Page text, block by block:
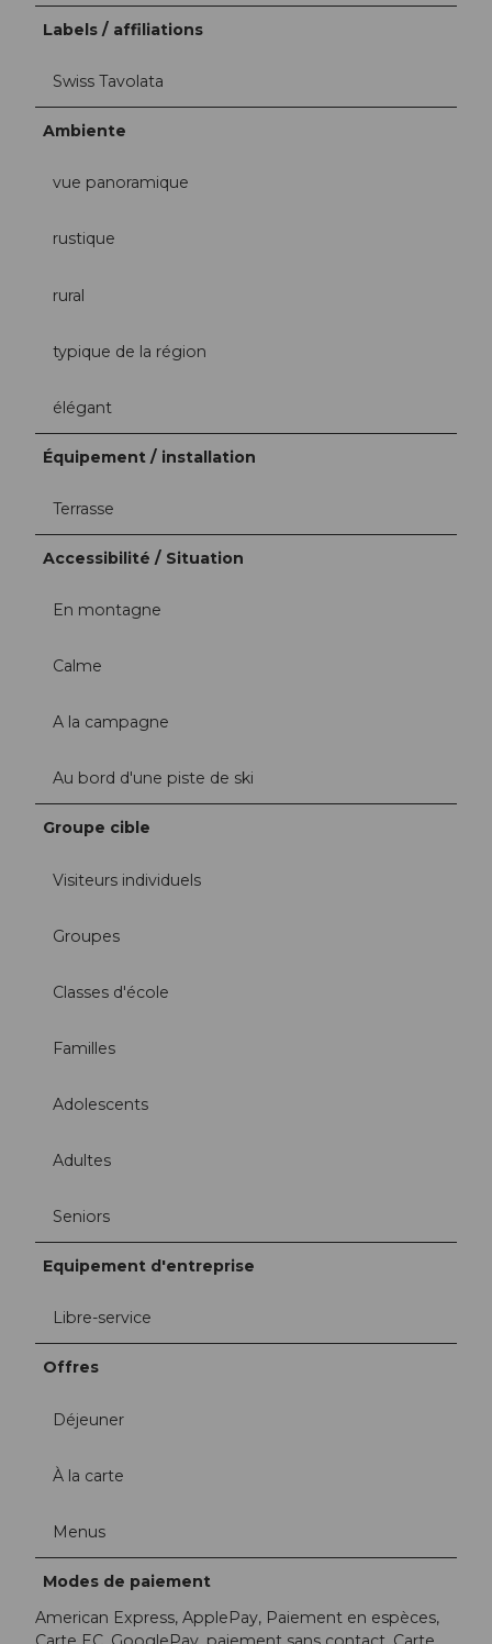
Labels / affiliations
Swiss Tavolata
Ambiente
vue panoramique
rustique
rural
typique de la région
élégant
Équipement / installation
Terrasse
Accessibilité / Situation
En montagne
Calme
A la campagne
Au bord d'une piste de ski
Groupe cible
Visiteurs individuels
Groupes
Classes d'école
Familles
Adolescents
Adultes
Seniors
Equipement d'entreprise
Libre-service
Offres
Déjeuner
À la carte
Menus
Modes de paiement
American Express, ApplePay, Paiement en espèces,